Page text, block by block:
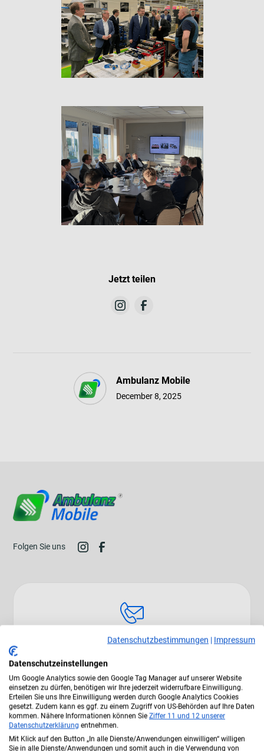
Jetzt teilen
Ambulanz Mobile
December 8, 2025
Folgen Sie uns
Allgemeine Information:
+49 3928 4863-30
info@ambulanzmobile.de
Datenschutzbestimmungen | Impressum
Datenschutzeinstellungen
Um Google Analytics sowie den Google Tag Manager auf unserer Website
einsetzen zu dürfen, benötigen wir Ihre jederzeit widerrufbare Einwilligung.
Erteilen Sie uns Ihre Einwilligung werden durch Google Analytics Cookies
gesetzt. Zudem kann es ggf. zu einem Zugriff von US-Behörden auf Ihre Daten
kommen. Nähere Informationen können Sie Ziffer 11 und 12 unserer
Datenschutzerklärung entnehmen.
Mit Klick auf den Button „In alle Dienste/Anwendungen einwilligen“ willigen
Sie in alle Dienste/Anwendungen und somit auch in die Verwendung von